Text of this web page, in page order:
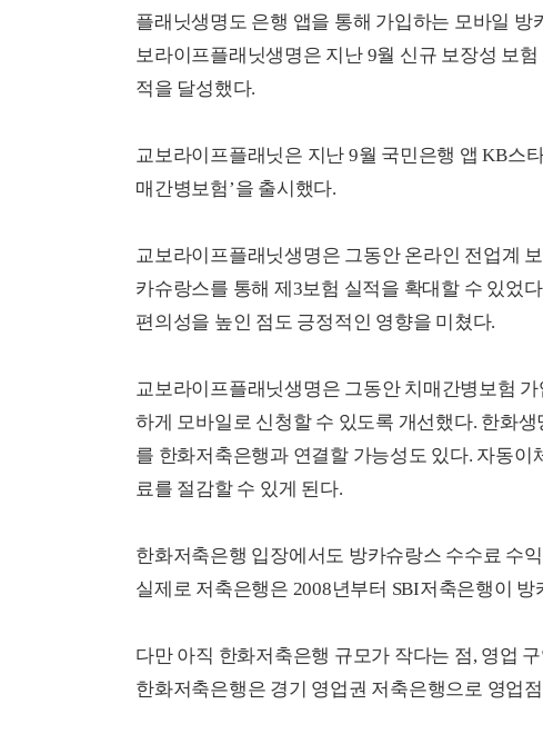
플래닛생명도 은행 앱을 통해 가입하는 모바일
보라이프플래닛생명은 지난 9월 신규 보장성 보
적을 달성했다.
교보라이프플래닛은 지난 9월 국민은행 앱 KB스
매간병보험’을 출시했다.
교보라이프플래닛생명은 그동안 온라인 전업계
카슈랑스를 통해 제3보험 실적을 확대할 수 있었
편의성을 높인 점도 긍정적인 영향을 미쳤다.
교보라이프플래닛생명은 그동안 치매간병보험
하게 모바일로 신청할 수 있도록 개선했다. 한화
를 한화저축은행과 연결할 가능성도 있다. 자동
료를 절감할 수 있게 된다.
한화저축은행 입장에서도 방카슈랑스 수수료 수
실제로 저축은행은 2008년부터 SBI저축은행이
다만 아직 한화저축은행 규모가 작다는 점, 영업
한화저축은행은 경기 영업권 저축은행으로 영업